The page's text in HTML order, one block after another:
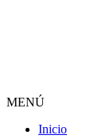
MENÚ
Inicio